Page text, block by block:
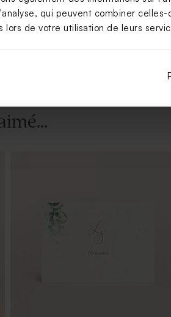
qui peuvent combiner
lors de votre utilisation de leurs
Save the date mariage à l'ombre des